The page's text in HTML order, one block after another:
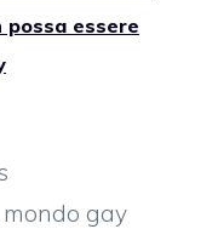
possa essere
mondo gay